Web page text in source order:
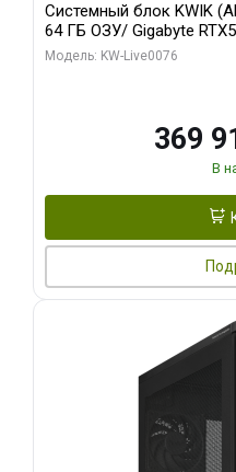
Системный блок KWIK
64 ГБ ОЗУ/ Gigabyte
16GB GDDR7 256bit / 960
Модель: KW-Live0076
369
В